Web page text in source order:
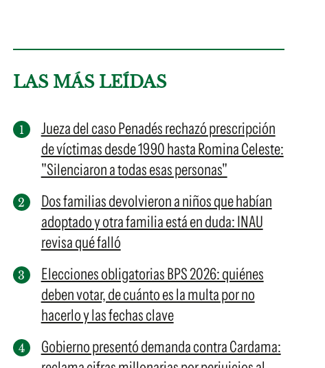
LAS MÁS LEÍDAS
Jueza del caso Penadés rechazó prescripción
de víctimas desde 1990 hasta Romina Celeste:
"Silenciaron a todas esas personas"
Dos familias devolvieron a niños que habían
adoptado y otra familia está en duda: INAU
revisa qué falló
Elecciones obligatorias BPS 2026: quiénes
deben votar, de cuánto es la multa por no
hacerlo y las fechas clave
Gobierno presentó demanda contra Cardama: